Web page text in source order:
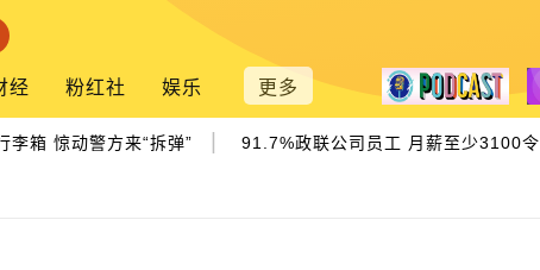
经 粉红社 娱乐 更多
惊动警方来“拆弹” | 91.7%政联公司员工 月薪至少3100令吉